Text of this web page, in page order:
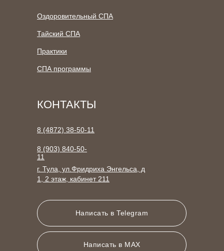
СПА программы
г. Тула, ул.Фридриха Энгельса, д
1, 2 этаж, кабинет 211
КОНТАКТЫ
8 (903) 840-50-
11
8 (4872) 38-50-11
Написать в Telegram
Написать в MAX
Оздоровительный СПА
Практики
Тайский СПА